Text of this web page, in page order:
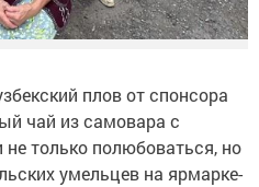
плов от спонсора
чай из самовара с
только полюбоваться, но
умельцев на ярмарке-